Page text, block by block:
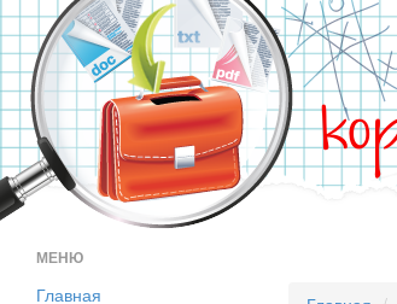
МЕНЮ
Главная